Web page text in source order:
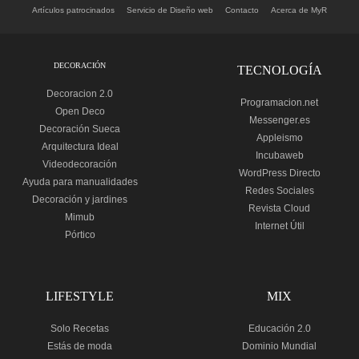
Artículos patrocinados Servicio de Diseño web Contacto Acerca de MyR
DECORACIÓN
Decoracion 2.0
Open Deco
Decoración Sueca
Arquitectura Ideal
Videodecoración
Ayuda para manualidades
Decoración y jardines
Mimub
Pórtico
TECNOLOGÍA
Programacion.net
Messenger.es
Appleismo
Incubaweb
WordPress Directo
Redes Sociales
Revista Cloud
Internet Útil
LIFESTYLE
Solo Recetas
Estás de moda
MIX
Educación 2.0
Dominio Mundial